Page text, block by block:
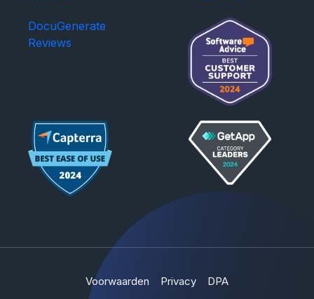
DocuGenerate
Reviews
Voorwaarden Privacy DPA